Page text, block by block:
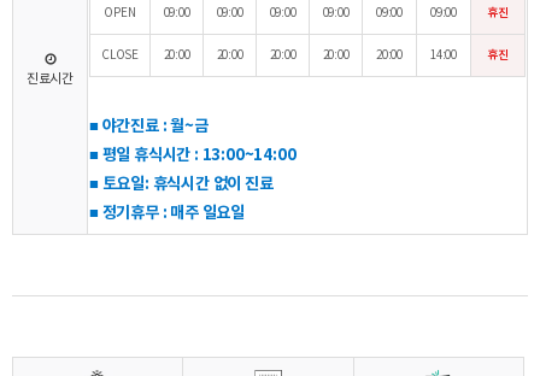
진료시간
OPEN 09:00 09:00 09:00 09:00 09:00 09:00 휴진
CLOSE 20:00 20:00 20:00 20:00 20:00 14:00 휴진
■ 야간진료 : 월~금
■ 평일 휴식시간 : 13:00~14:00
■ 토요일: 휴식시간 없이 진료
■ 정기휴무 : 매주 일요일